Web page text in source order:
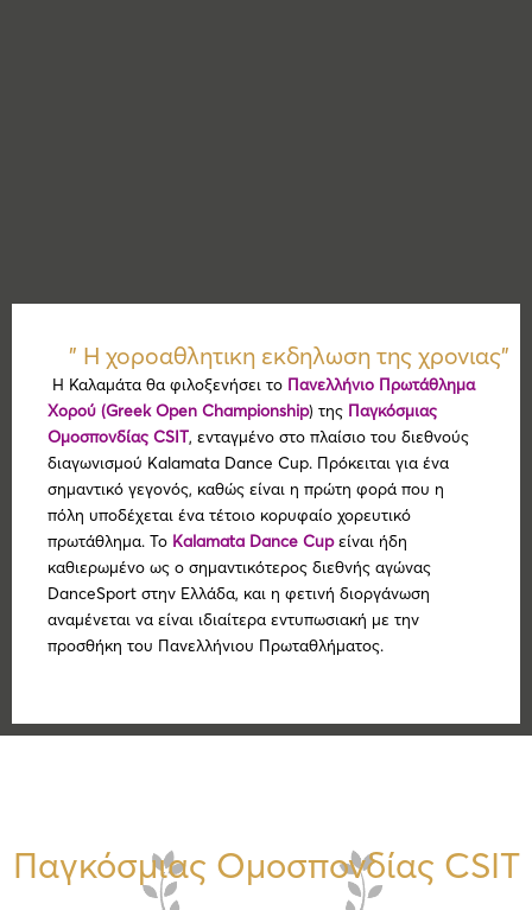
" Η χοροαθλητικη εκδηλωση της χρονιας"
Η Καλαμάτα θα φιλοξενήσει το Πανελλήνιο Πρωτάθλημα
Χορού (Greek Open Championship) της Παγκόσμιας
Ομοσπονδίας CSIT, ενταγμένο στο πλαίσιο του διεθνούς
διαγωνισμού Kalamata Dance Cup. Πρόκειται για ένα
σημαντικό γεγονός, καθώς είναι η πρώτη φορά που η
πόλη υποδέχεται ένα τέτοιο κορυφαίο χορευτικό
πρωτάθλημα. Το Kalamata Dance Cupείναι ήδη
καθιερωμένο ως ο σημαντικότερος διεθνής αγώνας
DanceSport στην Ελλάδα, και η φετινή διοργάνωση
αναμένεται να είναι ιδιαίτερα εντυπωσιακή με την
προσθήκη του Πανελλήνιου Πρωταθλήματος.
Παγκόσμιας Ομοσπονδίας CSIT